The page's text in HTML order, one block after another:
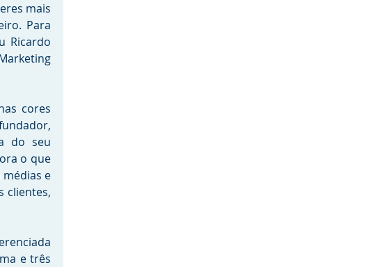
mais
Para
Ricardo
cores
do seu
o que
e
clientes,
e três